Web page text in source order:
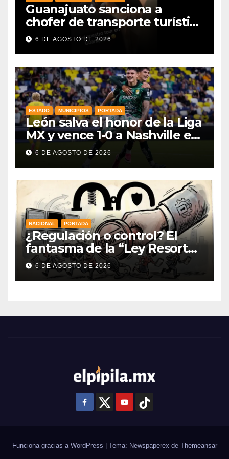
Guanajuato sanciona a
chofer de transporte turístico
e intensifica operativos de
vigilancia
6 DE AGOSTO DE 2026
ESTADO MUNICIPIOS PORTADA
León salva el honor de la Liga
MX y vence 1-0 a Nashville en
la Leagues Cup 2026
6 DE AGOSTO DE 2026
NACIONAL PORTADA
¿Regulación o control? El
fantasma de la “Ley Resorte”
venezolana revive con la
nueva Ley de Audiencias en
6 DE AGOSTO DE 2026
Funciona gracias a WordPress Tema: Newspaperex de Themeansar